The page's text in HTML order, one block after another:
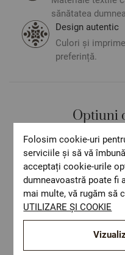
sănătatea
Design autentic
Culori și
preferință.
Optiuni
Folosim cookie-uri
serviciile și să vă
acceptați cookie-urile
dumneavoastră poate fi
mai multe, vă rugăm să
UTILIZARE ȘI COOKIE